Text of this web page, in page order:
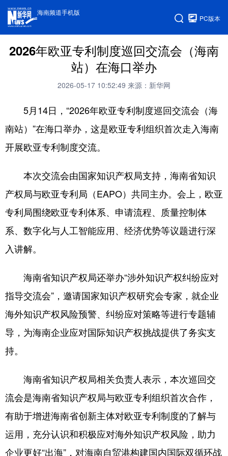
海南频道手机版
PC版本
2026年欧亚专利制度巡回交流会（海南
站）在海口举办
2026-05-17 10:52:49 来源：新华网
5月14日，“2026年欧亚专利制度巡回交流会（海
南站）”在海口举办，这是欧亚专利组织首次走入海南
开展欧亚专利制度交流。
本次交流会由国家知识产权局支持，海南省知识
产权局与欧亚专利局（EAPO）共同主办。会上，欧亚
专利局围绕欧亚专利体系、申请流程、质量控制体
系、数字化与人工智能应用、经济优势等议题进行深
入讲解。
海南省知识产权局还举办“涉外知识产权纠纷应对
指导交流会”，邀请国家知识产权研究会专家，就企业
海外知识产权风险预警、纠纷应对策略等进行专题辅
导，为海南企业应对国际知识产权挑战提供了务实支
持。
海南省知识产权局相关负责人表示，本次巡回交
流会是海南省知识产权局与欧亚专利组织首次合作，
有助于增进海南省创新主体对欧亚专利制度的了解与
运用，充分认识和积极应对海外知识产权风险，助力
企业更好“出海”，对海南自贸港构建国内国际双循环战